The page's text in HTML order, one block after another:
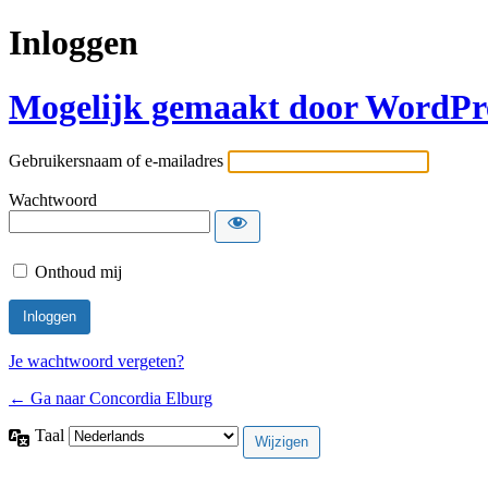
Inloggen
Mogelijk gemaakt door
Gebruikersnaam of e-mailadres
Wachtwoord
Onthoud mij
Je wachtwoord vergeten?
← Ga naar Concordia Elburg
Taal